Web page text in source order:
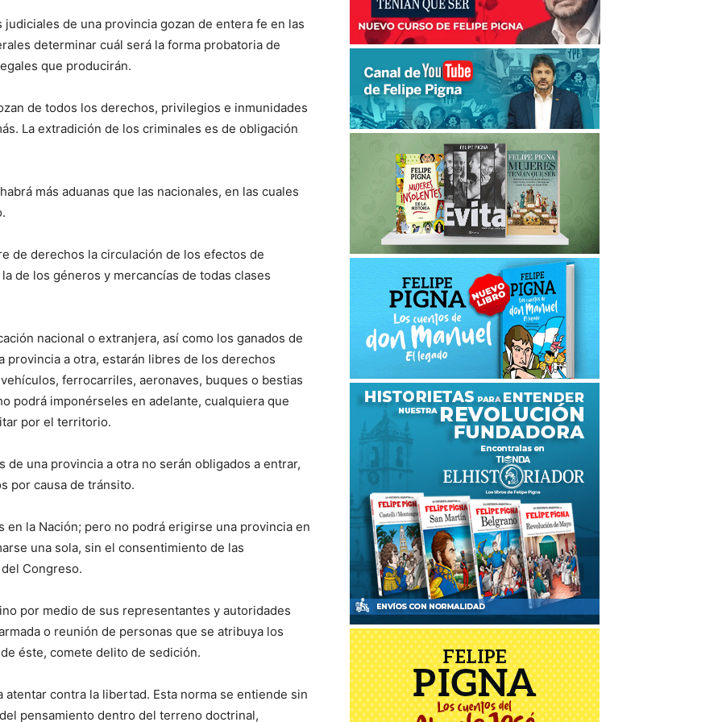
de una provincia gozan de entera fe en las
determinar cuál será la forma probatoria de
que producirán.
de todos los derechos, privilegios e inmunidades
La extradición de los criminales es de obligación
más aduanas que las nacionales, en las cuales
de derechos la circulación de los efectos de
de los géneros y mercancías de todas clases
nacional o extranjera, así como los ganados de
a otra, estarán libres de los derechos
ferrocarriles, aeronaves, buques o bestias
podrá imponérseles en adelante, cualquiera que
por el territorio.
de una provincia a otra no serán obligados a entrar,
por causa de tránsito.
la Nación; pero no podrá erigirse una provincia en
una sola, sin el consentimiento de las
Congreso.
por medio de sus representantes y autoridades
o reunión de personas que se atribuya los
éste, comete delito de sedición.
contra la libertad. Esta norma se entiende sin
pensamiento dentro del terreno doctrinal,